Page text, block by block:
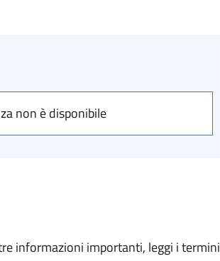
non è disponibile
informazioni importanti, leggi i termini